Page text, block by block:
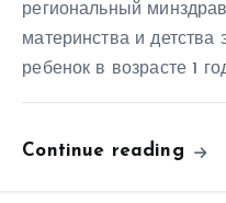
региональный
материнства и детства
ребенок в возрасте 1
Continue reading